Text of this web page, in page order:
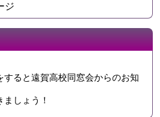
ジ
すると遠賀高校同窓会からのお知
しょう！